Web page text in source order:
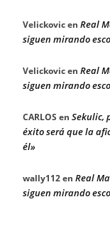
Velickovicen Real
siguen mirando
Velickovicen Real
siguen mirando
CARLOS en Sekulic,
éxito será que la
él»
wally112en Real
siguen mirando